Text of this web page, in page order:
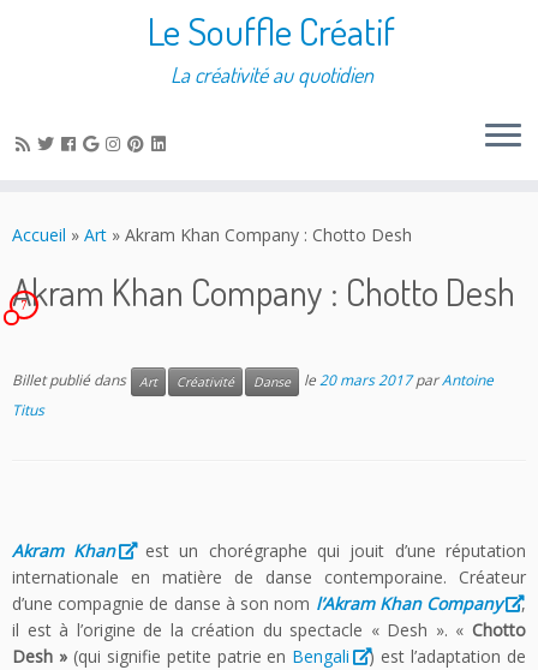
Le Souffle Créatif
La créativité au quotidien
Accueil » Art » Akram Khan Company : Chotto Desh
Akram Khan Company : Chotto Desh
7
Billet publié dans Art Créativité Danse le20 mars 2017 parAntoine
Titus
Akram Khan
est un chorégraphe qui jouit d’une réputation
internationale en matière de danse contemporaine. Créateur
d’une compagnie de danse à son nom l’Akram Khan Company
,
il est à l’origine de la création du spectacle « Desh ». « Chotto
Desh »(qui signifie petite patrie en Bengali
) est l’adaptation de